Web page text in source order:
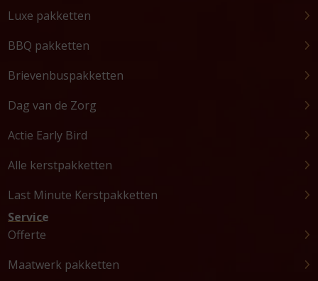
Luxe pakketten
BBQ pakketten
Brievenbuspakketten
Dag van de Zorg
Actie Early Bird
Alle kerstpakketten
Last Minute Kerstpakketten
Service
Offerte
Maatwerk pakketten